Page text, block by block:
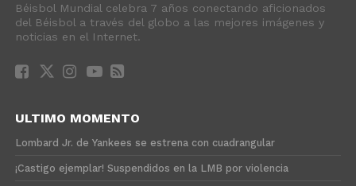
Béisbol Mundial celebra 7 años conectando aficionados
del Béisbol a través del globo a las mejores imágenes y
noticias en el Internet.
ULTIMO MOMENTO
Lombard Jr. de Yankees se estrena con cuadrangular
¡Castigo ejemplar! Suspendidos en la LMB por violencia